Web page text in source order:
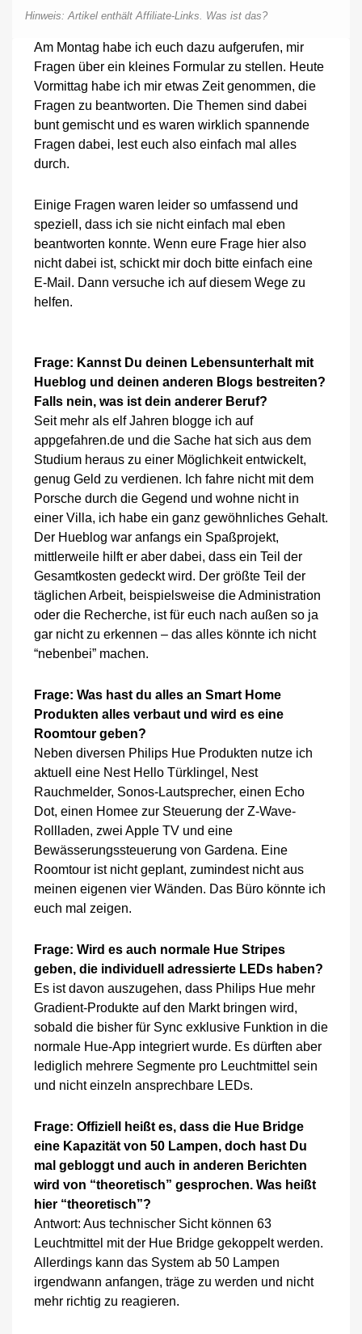
kleine
Hier
kommen
meine
Hinweis: Artikel enthält Affiliate-Links. Was ist das?
Am Montag habe ich euch dazu aufgerufen, mir
Fragen über ein kleines Formular zu stellen. Heute
Vormittag habe ich mir etwas Zeit genommen, die
Fragen zu beantworten. Die Themen sind dabei
bunt gemischt und es waren wirklich spannende
Fragen dabei, lest euch also einfach mal alles
durch.
Einige Fragen waren leider so umfassend und
speziell, dass ich sie nicht einfach mal eben
beantworten konnte. Wenn eure Frage hier also
nicht dabei ist, schickt mir doch bitte einfach eine
E-Mail. Dann versuche ich auf diesem Wege zu
helfen.
Frage: Kannst Du deinen Lebensunterhalt mit
Hueblog und deinen anderen Blogs bestreiten?
Falls nein, was ist dein anderer Beruf?
Seit mehr als elf Jahren blogge ich auf
appgefahren.de und die Sache hat sich aus dem
Studium heraus zu einer Möglichkeit entwickelt,
genug Geld zu verdienen. Ich fahre nicht mit dem
Porsche durch die Gegend und wohne nicht in
einer Villa, ich habe ein ganz gewöhnliches Gehalt.
Der Hueblog war anfangs ein Spaßprojekt,
mittlerweile hilft er aber dabei, dass ein Teil der
Gesamtkosten gedeckt wird. Der größte Teil der
täglichen Arbeit, beispielsweise die Administration
oder die Recherche, ist für euch nach außen so ja
gar nicht zu erkennen – das alles könnte ich nicht
“nebenbei” machen.
Frage: Was hast du alles an Smart Home
Produkten alles verbaut und wird es eine
Roomtour geben?
Neben diversen Philips Hue Produkten nutze ich
aktuell eine Nest Hello Türklingel, Nest
Rauchmelder, Sonos-Lautsprecher, einen Echo
Dot, einen Homee zur Steuerung der Z-Wave-
Rollladen, zwei Apple TV und eine
Bewässerungssteuerung von Gardena. Eine
Roomtour ist nicht geplant, zumindest nicht aus
meinen eigenen vier Wänden. Das Büro könnte ich
euch mal zeigen.
Frage: Wird es auch normale Hue Stripes
geben, die individuell adressierte LEDs haben?
Es ist davon auszugehen, dass Philips Hue mehr
Gradient-Produkte auf den Markt bringen wird,
sobald die bisher für Sync exklusive Funktion in die
normale Hue-App integriert wurde. Es dürften aber
lediglich mehrere Segmente pro Leuchtmittel sein
und nicht einzeln ansprechbare LEDs.
Frage: Offiziell heißt es, dass die Hue Bridge
eine Kapazität von 50 Lampen, doch hast Du
mal gebloggt und auch in anderen Berichten
wird von “theoretisch” gesprochen. Was heißt
hier “theoretisch”?
Antwort: Aus technischer Sicht können 63
Leuchtmittel mit der Hue Bridge gekoppelt werden.
Allerdings kann das System ab 50 Lampen
irgendwann anfangen, träge zu werden und nicht
mehr richtig zu reagieren.